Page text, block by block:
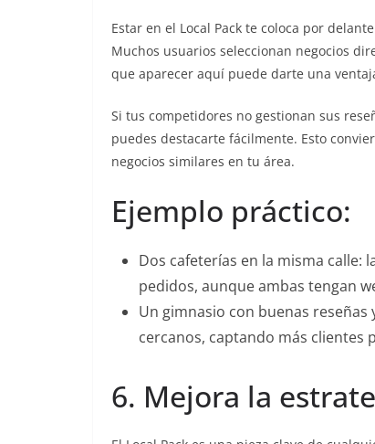
Estar en el Local Pack te coloca por
Muchos usuarios seleccionan negocios
que aparecer aquí puede darte una
Si tus competidores no gestionan sus
puedes destacarte fácilmente. Esto
negocios similares en tu área.
Ejemplo práctico:
Dos cafeterías en la misma calle:
pedidos, aunque ambas tengan
Un gimnasio con buenas
cercanos, captando más clientes
6. Mejora la